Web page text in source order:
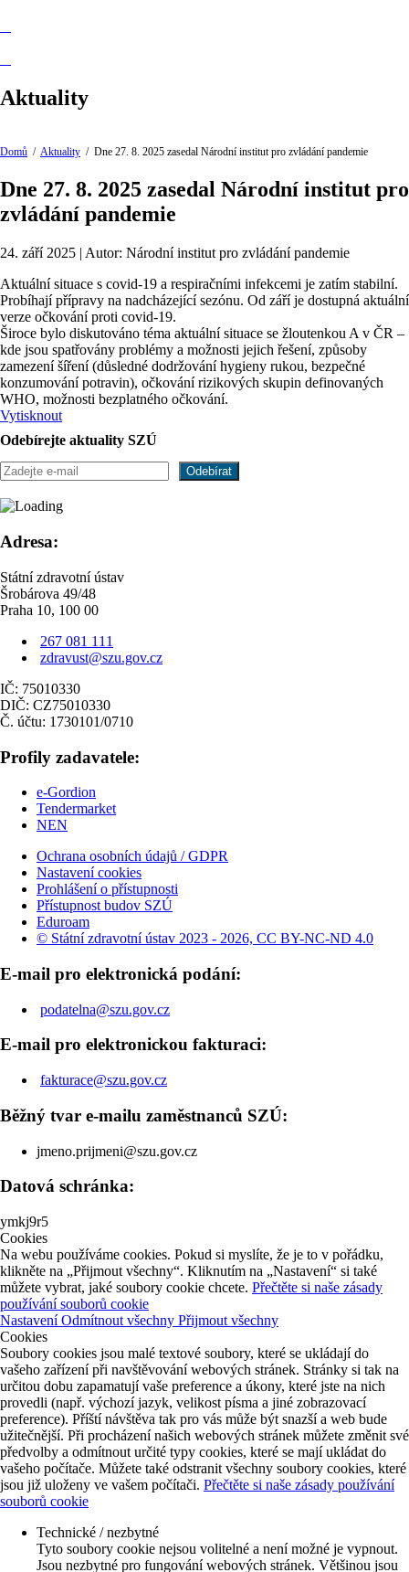
Aktuality
Domů / Aktuality / Dne 27. 8. 2025 zasedal Národní institut pro zvládání pandemie
Dne 27. 8. 2025 zasedal Národní institut pro
zvládání pandemie
24. září 2025 | Autor: Národní institut pro zvládání pandemie
Aktuální situace s covid-19 a respiračními infekcemi je zatím stabilní.
Probíhají přípravy na nadcházející sezónu. Od září je dostupná aktuální
verze očkování proti covid-19.
Široce bylo diskutováno téma aktuální situace se žloutenkou A v ČR –
kde jsou spatřovány problémy a možnosti jejich řešení, způsoby
zamezení šíření (důsledné dodržování hygieny rukou, bezpečné
konzumování potravin), očkování rizikových skupin definovaných
WHO, možnosti bezplatného očkování.
Vytisknout
Odebírejte aktuality SZÚ
Adresa:
Státní zdravotní ústav
Šrobárova 49/48
Praha 10, 100 00
267 081 111
zdravust@szu.gov.cz
IČ: 75010330
DIČ: CZ75010330
Č. účtu: 1730101/0710
Profily zadavatele:
e-Gordion
Tendermarket
NEN
Ochrana osobních údajů / GDPR
Nastavení cookies
Prohlášení o přístupnosti
Přístupnost budov SZÚ
Eduroam
© Státní zdravotní ústav 2023 - 2026, CC BY-NC-ND 4.0
E-mail pro elektronická podání:
podatelna@szu.gov.cz
E-mail pro elektronickou fakturaci:
fakturace@szu.gov.cz
Běžný tvar e-mailu zaměstnanců SZÚ:
jmeno.prijmeni@szu.gov.cz
Datová schránka:
ymkj9r5
Cookies
Na webu používáme cookies. Pokud si myslíte, že je to v pořádku,
klikněte na „Přijmout všechny“. Kliknutím na „Nastavení“ si také
můžete vybrat, jaké soubory cookie chcete. Přečtěte si naše zásady
používání souborů cookie
NastaveníOdmítnout všechny Přijmout všechny
Cookies
Soubory cookies jsou malé textové soubory, které se ukládají do
vašeho zařízení při navštěvování webových stránek. Stránky si tak na
určitou dobu zapamatují vaše preference a úkony, které jste na nich
provedli (např. výchozí jazyk, velikost písma a jiné zobrazovací
preference). Příští návštěva tak pro vás může být snazší a web bude
užitečnější. Při procházení našich webových stránek můžete změnit své
předvolby a odmítnout určité typy cookies, které se mají ukládat do
vašeho počítače. Můžete také odstranit všechny soubory cookies, které
jsou již uloženy ve vašem počítači. Přečtěte si naše zásady používání
souborů cookie
Technické / nezbytné
Tyto soubory cookie nejsou volitelné a není možné je vypnout.
Jsou nezbytné pro fungování webových stránek. Většinou jsou